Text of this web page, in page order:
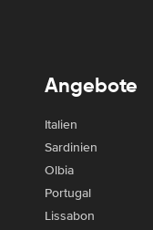
Angebote
Italien
Sardinien
Olbia
Portugal
Lissabon